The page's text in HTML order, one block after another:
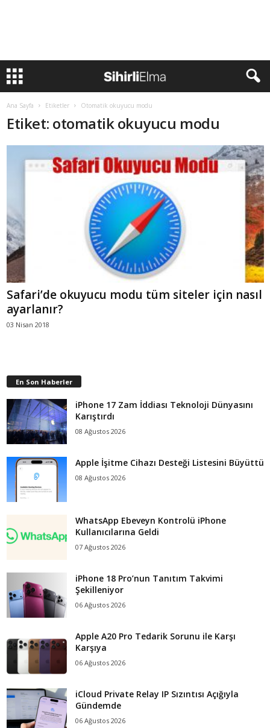
Ana Sayfa Etiketler Otomatik okuyucu modu
Etiket: otomatik okuyucu modu
Safari’de okuyucu modu tüm siteler için nasıl
ayarlanır?
03 Nisan 2018
En Son Haberler
iPhone 17 Zam İddiası Teknoloji Dünyasını
Karıştırdı
08 Ağustos 2026
Apple İşitme Cihazı Desteği Listesini Büyüttü
08 Ağustos 2026
WhatsApp Ebeveyn Kontrolü iPhone
Kullanıcılarına Geldi
07 Ağustos 2026
iPhone 18 Pro’nun Tanıtım Takvimi
Şekilleniyor
06 Ağustos 2026
Apple A20 Pro Tedarik Sorunu ile Karşı
Karşıya
06 Ağustos 2026
iCloud Private Relay IP Sızıntısı Açığıyla
Gündemde
06 Ağustos 2026